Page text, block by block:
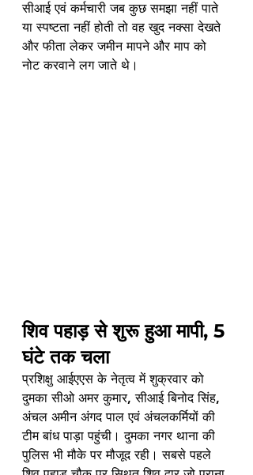
सीआई एवं कर्मचारी जब कुछ समझा नहीं पाते
या स्पष्टता नहीं होती तो वह खुद नक्सा देखते
और फीता लेकर जमीन मापने और माप को
नोट करवाने लग जाते थे।
शिव पहाड़ से शुरू हुआ मापी, 5
घंटे तक चला
प्रशिक्षु आईएएस के नेतृत्व में शुक्रवार को
दुमका सीओ अमर कुमार, सीआई बिनोद सिंह,
अंचल अमीन अंगद पाल एवं अंचलकर्मियों की
टीम बांध पाड़ा पहुंची। दुमका नगर थाना की
पुलिस भी मौके पर मौजूद रही। सबसे पहले